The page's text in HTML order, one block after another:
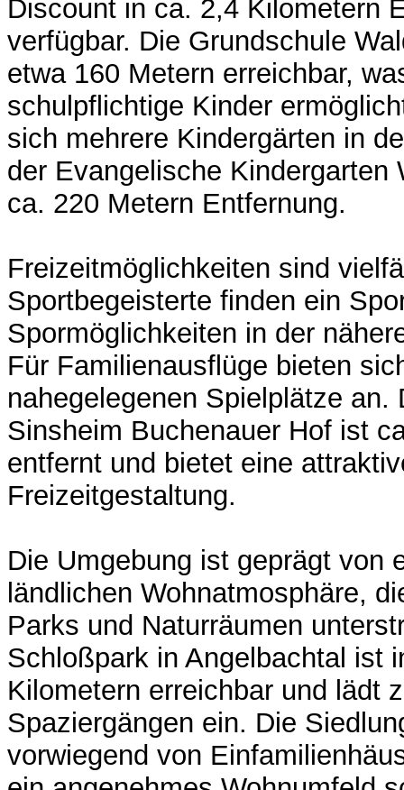
Discount in ca. 2,4 Kilometern
verfügbar. Die Grundschule
etwa 160 Metern erreichbar,
schulpflichtige Kinder
sich mehrere Kindergärten in
der Evangelische Kindergarten
ca. 220 Metern Entfernung.
Freizeitmöglichkeiten sind
Sportbegeisterte finden ein
Spormöglichkeiten in der
Für Familienausflüge bieten
nahegelegenen Spielplätze an.
Sinsheim Buchenauer Hof ist
entfernt und bietet eine
Freizeitgestaltung.
Die Umgebung ist geprägt von
ländlichen Wohnatmosphäre,
Parks und Naturräumen
Schloßpark in Angelbachtal ist
Kilometern erreichbar und lädt
Spaziergängen ein. Die
vorwiegend von